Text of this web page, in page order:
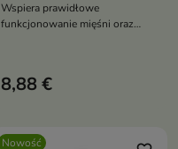
Wspiera prawidłowe
funkcjonowanie mięśni oraz
8,88 €
Nowość